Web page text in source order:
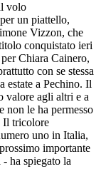
volo
un piattello,
Vizzon, che
conquistato ieri
Chiara Cainero,
con se stessa
estate a Pechino. Il
valore agli altri e a
non le ha permesso
Il tricolore
uno in Italia,
importante
ha spiegato la